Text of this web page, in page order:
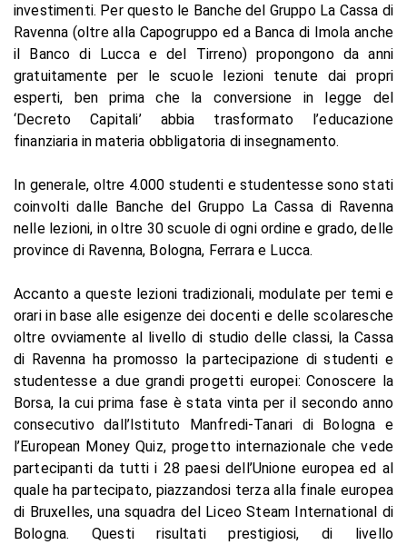
investimenti. Per questo le Banche del Gruppo La Cassa di
Ravenna (oltre alla Capogruppo ed a Banca di Imola anche
il Banco di Lucca e del Tirreno) propongono da anni
gratuitamente per le scuole lezioni tenute dai propri
esperti, ben prima che la conversione in legge del
‘Decreto Capitali’ abbia trasformato l’educazione
finanziaria in materia obbligatoria di insegnamento.
In generale, oltre 4.000 studenti e studentesse sono stati
coinvolti dalle Banche del Gruppo La Cassa di Ravenna
nelle lezioni, in oltre 30 scuole di ogni ordine e grado, delle
province di Ravenna, Bologna, Ferrara e Lucca.
Accanto a queste lezioni tradizionali, modulate per temi e
orari in base alle esigenze dei docenti e delle scolaresche
oltre ovviamente al livello di studio delle classi, la Cassa
di Ravenna ha promosso la partecipazione di studenti e
studentesse a due grandi progetti europei: Conoscere la
Borsa, la cui prima fase è stata vinta per il secondo anno
consecutivo dall’Istituto Manfredi-Tanari di Bologna e
l’European Money Quiz, progetto internazionale che vede
partecipanti da tutti i 28 paesi dell’Unione europea ed al
quale ha partecipato, piazzandosi terza alla finale europea
di Bruxelles, una squadra del Liceo Steam International di
Bologna. Questi risultati prestigiosi, di livello